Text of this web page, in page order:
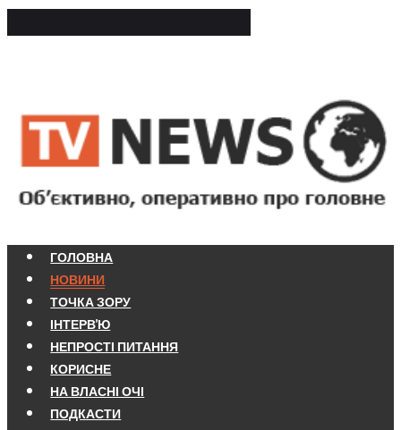
ГОЛОВНА
НОВИНИ
ТОЧКА ЗОРУ
ІНТЕРВ'Ю
НЕПРОСТІ ПИТАННЯ
КОРИСНЕ
НА ВЛАСНІ ОЧІ
ПОДКАСТИ